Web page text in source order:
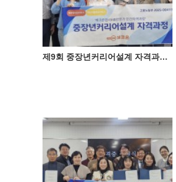
제9회 중장년커리어설계 자격과정 성료 ♥